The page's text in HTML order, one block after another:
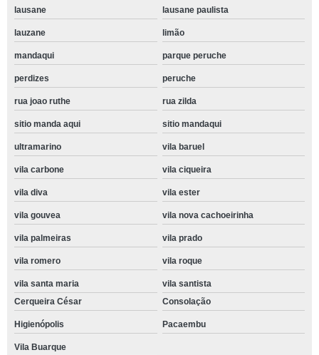
lausane lausane paulista
lauzane limão
mandaqui parque peruche
perdizes peruche
rua joao ruthe rua zilda
sitio manda aqui sitio mandaqui
ultramarino vila baruel
vila carbone vila ciqueira
vila diva vila ester
vila gouvea vila nova cachoeirinha
vila palmeiras vila prado
vila romero vila roque
vila santa maria
vila santista
Cerqueira César
Consolação
Higienópolis Pacaembu
Vila Buarque